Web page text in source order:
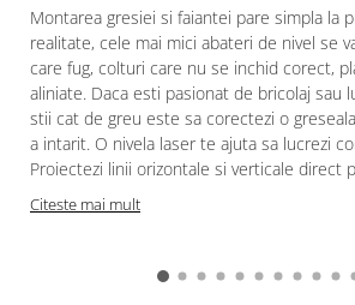
Montarea gresiei si faiantei pare simpla la
realitate, cele mai mici abateri de nivel se
care fug, colturi care nu se inchid corect,
aliniate. Daca esti pasionat de bricolaj sau
stii cat de greu este sa corectezi o
a intarit. O nivela laser te ajuta sa lucrezi
Proiectezi linii orizontale si verticale direct
Citeste mai mult